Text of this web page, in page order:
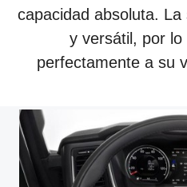
capacidad absoluta.
y versátil, por
perfectamente a su